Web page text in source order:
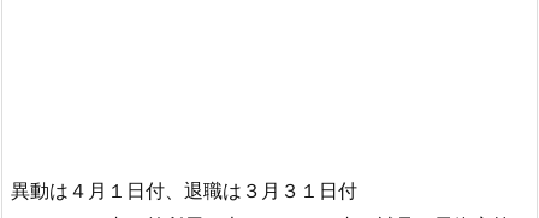
異動は４月１日付、退職は３月３１日付